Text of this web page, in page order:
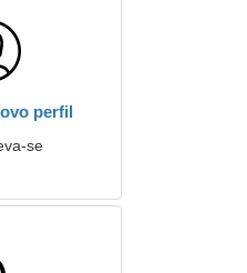
perfil
se